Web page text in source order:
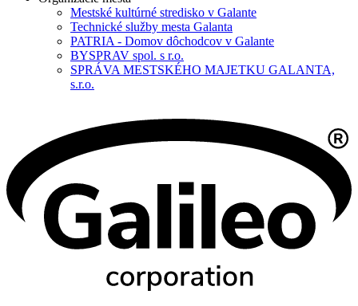
Mestské kultúrné stredisko v Galante
Technické služby mesta Galanta
PATRIA - Domov dôchodcov v Galante
BYSPRAV spol. s r.o.
SPRÁVA MESTSKÉHO MAJETKU GALANTA,
s.r.o.